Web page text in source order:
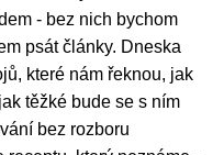
- bez nich bychom
psát články. Dneska
které nám řeknou, jak
těžké bude se s ním
bez rozboru